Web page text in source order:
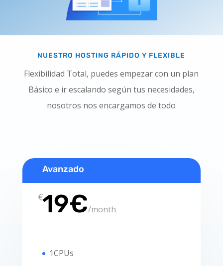
NUESTRO HOSTING RÁPIDO Y FLEXIBLE
Flexibilidad Total, puedes empezar con un plan
Básico e ir escalando según tus necesidades,
nosotros nos encargamos de todo
Avanzado
€19€/month
1CPUs